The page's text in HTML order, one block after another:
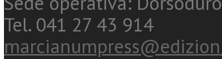
Tel. 041 27 43 914